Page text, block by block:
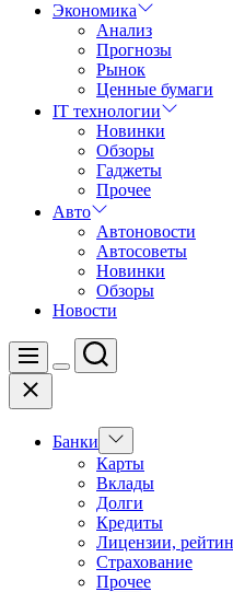
Экономика
Анализ
Прогнозы
Рынок
Ценные бумаги
IT технологии
Новинки
Обзоры
Гаджеты
Прочее
Авто
Автоновости
Автосоветы
Новинки
Обзоры
Новости
Меню
Цвет
Поиск
Закрыть
Банки
Показать
подменю
Карты
Вклады
Долги
Кредиты
Лицензии,
Страхование
Прочее